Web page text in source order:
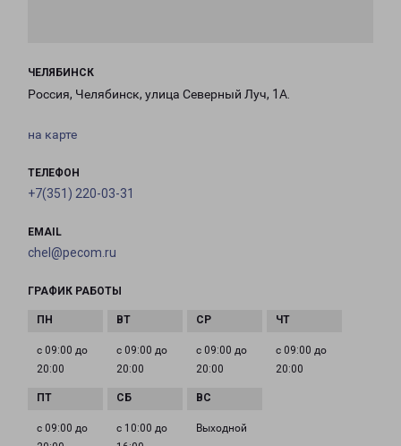
ЧЕЛЯБИНСК
Россия, Челябинск, улица Северный Луч, 1А.
на карте
ТЕЛЕФОН
+7(351) 220-03-31
EMAIL
chel@pecom.ru
ГРАФИК РАБОТЫ
с 09:00 до
20:00
с 09:00 до
20:00
с 09:00 до
20:00
с 09:00 до
20:00
с 09:00 до
с 10:00 до
Выходной